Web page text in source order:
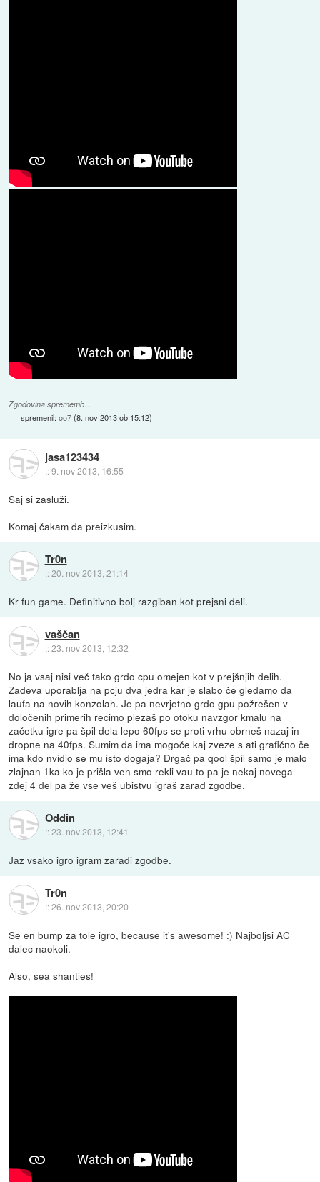
Zgodovina sprememb…
spremenil:oo7(8. nov 2013 ob 15:12)
jasa123434
::9. nov 2013, 16:55
Saj si zasluži.
Komaj čakam da preizkusim.
Tr0n
::20. nov 2013, 21:14
Kr fun game. Definitivno bolj razgiban kot prejsni deli.
vaščan
::23. nov 2013, 12:32
No ja vsaj nisi več tako grdo cpu omejen kot v prejšnjih delih.
Zadeva uporablja na pcju dva jedra kar je slabo če gledamo da
laufa na novih konzolah. Je pa nevrjetno grdo gpu požrešen v
določenih primerih recimo plezaš po otoku navzgor kmalu na
začetku igre pa špil dela lepo 60fps se proti vrhu obrneš nazaj in
dropne na 40fps. Sumim da ima mogoče kaj zveze s ati grafično če
ima kdo nvidio se mu isto dogaja? Drgač pa qool špil samo je malo
zlajnan 1ka ko je prišla ven smo rekli vau to pa je nekaj novega
zdej 4 del pa že vse veš ubistvu igraš zarad zgodbe.
Oddin
::23. nov 2013, 12:41
Jaz vsako igro igram zaradi zgodbe.
Tr0n
::26. nov 2013, 20:20
Se en bump za tole igro, because it's awesome! :) Najboljsi AC
dalec naokoli.
Also, sea shanties!